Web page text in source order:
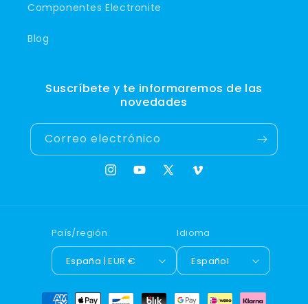
Componentes Electronite
Blog
Suscríbete y te informaremos de las
novedades
Correo electrónico
InstagramYouTube
X
Vimeo
País/región
España | EUR €
Idioma
Español
Formas